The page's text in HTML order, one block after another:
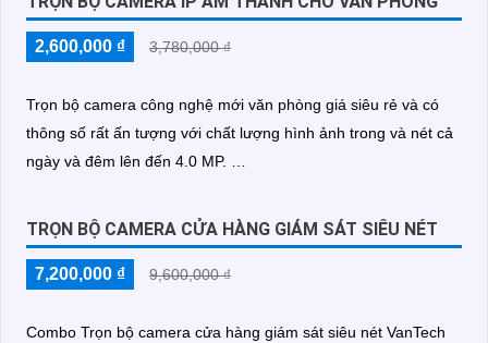
2,600,000 ₫ 3,780,000 ₫
Trọn bộ camera công nghệ mới văn phòng giá siêu rẻ và có
thông số rất ấn tượng với chất lượng hình ảnh trong và nét cả
ngày và đêm lên đến 4.0 MP.
TRỌN BỘ CAMERA CỬA HÀNG GIÁM SÁT SIÊU NÉT
7,200,000 ₫ 9,600,000 ₫
Combo Trọn bộ camera cửa hàng giám sát siêu nét VanTech